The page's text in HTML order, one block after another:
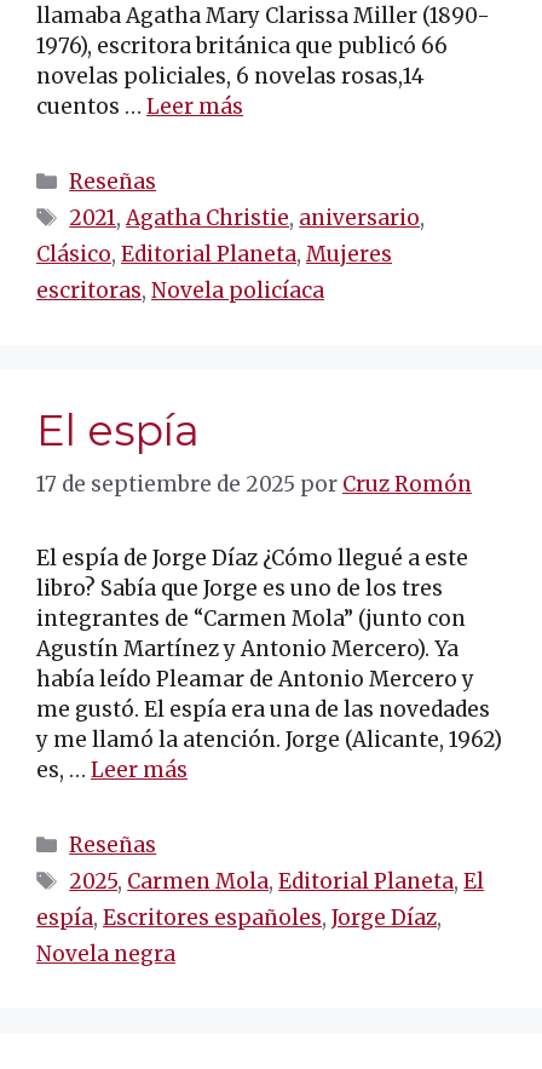
llamaba Agatha Mary Clarissa Miller (1890-
1976), escritora británica que publicó 66
novelas policiales, 6 novelas rosas,14
cuentos​ … Leer más
Categorías
Reseñas
Etiquetas
2021,Agatha Christie, aniversario,
Clásico, Editorial Planeta, Mujeres
escritoras, Novela policíaca
El espía
17 de septiembre de 2025 por Cruz Romón
El espía de Jorge Díaz ¿Cómo llegué a este
libro? Sabía que Jorge es uno de los tres
integrantes de “Carmen Mola” (junto con
Agustín Martínez y Antonio Mercero). Ya
había leído Pleamar de Antonio Mercero y
me gustó. El espía era una de las novedades
y me llamó la atención. Jorge (Alicante, 1962)
es, … Leer más
Categorías
Reseñas
Etiquetas
2025, Carmen Mola,Editorial Planeta,El
espía, Escritores españoles, Jorge Díaz,
Novela negra